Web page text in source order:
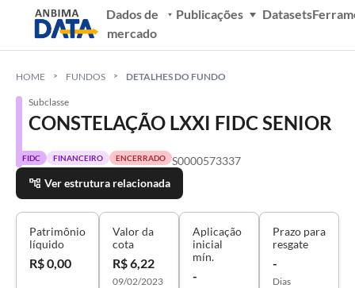
Dados de
mercado
Publicações Datasets
HOME FUNDOS DETALHES DO FUNDO
Subclasse
CONSTELAÇÃO LXXI FIDC SENIOR
FIDC FINANCEIRO ENCERRADO
S0000573337
Ver estrutura relacionada
Patrimônio
líquido
R$ 0,00
Valor da
cota
R$ 6,22
09/02/2023
Aplicação
inicial
mín.
-
Prazo para
resgate
-
Dias